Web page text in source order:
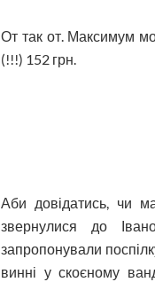
От так от. Максимум
(!!!) 152 грн.
Аби довідатись, чи
звернулися до
запропонували
винні у скоєному